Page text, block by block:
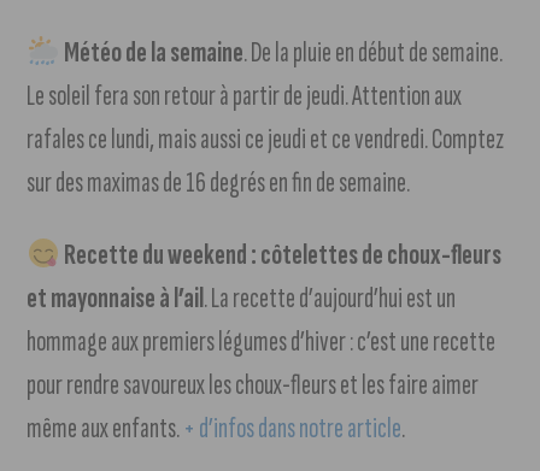
Météo de la semaine. De la pluie en début de semaine.
Le soleil fera son retour à partir de jeudi. Attention aux
rafales ce lundi, mais aussi ce jeudi et ce vendredi. Comptez
sur des maximas de 16 degrés en fin de semaine.
Recette du weekend : côtelettes de choux-fleurs
et mayonnaise à l’ail. La recette d’aujourd’hui est un
hommage aux premiers légumes d’hiver : c’est une recette
pour rendre savoureux les choux-fleurs et les faire aimer
même aux enfants.+ d’infos dans notre article.